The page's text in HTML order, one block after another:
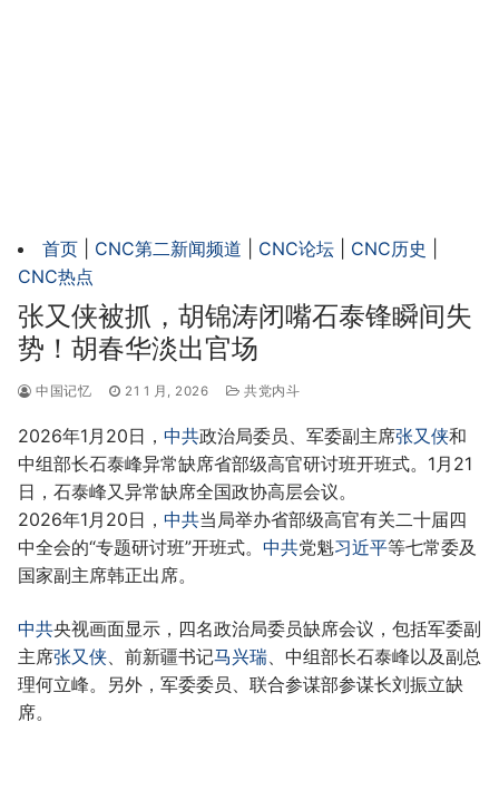
首页 CNC第二新闻频道 CNC论坛 CNC历史
CNC热点
张又侠被抓，胡锦涛闭嘴石泰锋瞬间失
势！胡春华淡出官场
中国记忆 21 1 月, 2026 共党内斗
2026年1月20日， 中共政治局委员、军委副主席张又侠和
中组部长石泰峰异常缺席省部级高官研讨班开班式。1月21
日，石泰峰又异常缺席全国政协高层会议。
2026年1月20日， 中共当局举办省部级高官有关二十届四
中全会的“专题研讨班”开班式。 中共党魁习近平等七常委及
国家副主席韩正出席。
中共央视画面显示，四名政治局委员缺席会议，包括军委副
主席张又侠 、前新疆书记马兴瑞 、中组部长石泰峰以及副总
理何立峰。另外，军委委员、联合参谋部参谋长刘振立缺
席。